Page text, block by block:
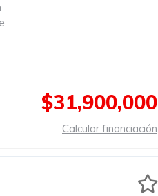
$31,900,000
Calcular financiación